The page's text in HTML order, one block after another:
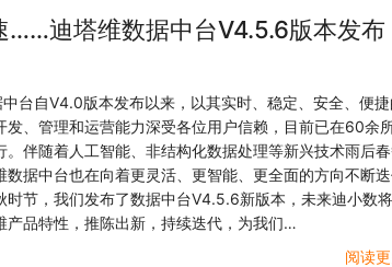
迪塔维数据中台V4.5.6版本发布
台自V4.0版本发布以来，以其实时、稳定、安全、便捷
发、管理和运营能力深受各位用户信赖，目前已在60余
。伴随着人工智能、非结构化数据处理等新兴技术雨后
数据中台也在向着更灵活、更智能、更全面的方向不断
时节，我们发布了数据中台V4.5.6新版本，未来迪小数
产品特性，推陈出新，持续迭代，为我们…
阅读